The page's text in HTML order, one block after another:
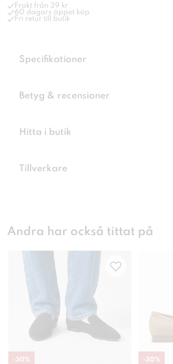
Frakt från 39 kr
60 dagars öppet köp
Fri retur till butik
Specifikationer
Betyg & recensioner
Hitta i butik
Tillverkare
Andra har också tittat på
-30% -30%